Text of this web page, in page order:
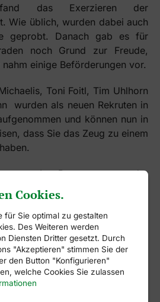
das Exerzieren der
Wie üblich, wurden dabei auch
geprobt. Danach gab es für
noch Grund zur Freude,
einige Beförderungen vor.
Toni Foitl, Tim Uhlhorn
wurden als neuen Rekruten in
und können nun in
dass Sie das Zeug zu einem
trat Ian Petermann vor, der
nun zum Soldaten
sich Denis Nicoalus, der vom
befördert wurde.
sich nunmehr Stabsgefreiter
Cookies.
für Sie optimal zu gestalten
Des Weiteren werden
Diensten Dritter gesetzt. Durch
"Akzeptieren" stimmen Sie der
den Button "Konfigurieren"
welche Cookies Sie zulassen